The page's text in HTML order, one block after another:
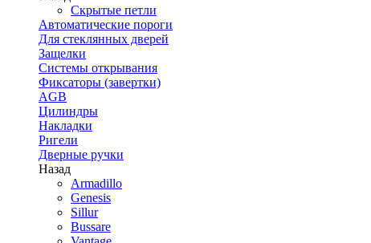
Скрытые петли
Автоматические пороги
Для стеклянных дверей
Защелки
Системы открывания
Фиксаторы (завертки)
AGB
Цилиндры
Накладки
Ригели
Дверные ручки
Назад
Armadillo
Genesis
Sillur
Bussare